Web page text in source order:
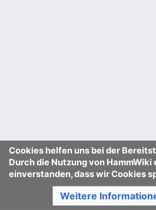
Cookies helfen uns bei der
Durch die Nutzung von
einverstanden, dass wir Cookies
Weitere